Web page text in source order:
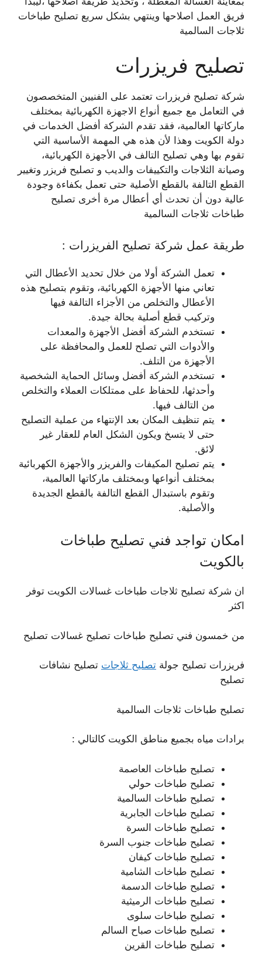
فريق العمل اصلاحها وينتهي بشكل سريع تصليح طباخات
ثلاجات السالمية
تصليح فريزرات
شركة تصليح فريزرات تعتمد على الفنيين المتخصصون
في التعامل مع جميع أنواع الاجهزة الكهربائية بمختلف
ماركاتها العالمية، فقد تقدم الشركة أفضل الخدمات في
دولة الكويت وهذا لأن هذه هي المهمة الأساسية التي
تقوم بها وهي تصليح التالف في الأجهزة الكهربائية،
وصيانة الثلاجات والتكييفات والديب و تصليح فريزر وتغيير
القطع التالفة بالقطع الأصلية حتى تعمل بكفاءة وجودة
عالية دون أن تحدث أي أعطال مرة أخرى تصليح
طباخات ثلاجات السالمية
طريقة عمل شركة تصليح الفريزرات :
تعمل الشركة أولا من خلال تحديد الأعطال التي
تعاني منها الأجهزة الكهربائية، وتقوم بتصليح هذه
الأعطال والتخلص من الأجزاء التالفة فيها
وتركيب قطع أصلية بحالة جيدة.
تستخدم الشركة أفضل الأجهزة والمعدات
والأدوات التي تصلح للعمل والمحافظة على
الأجهزة من التلف.
تستخدم الشركة أفضل وسائل الحماية الشخصية
وأحدثها، للحفاظ على ممتلكات العملاء والتخلص
من التالف فيها.
يتم تنظيف المكان بعد الإنتهاء من عملية التصليح
حتى لا يتسخ ويكون الشكل العام للعقار غير
لائق.
يتم تصليح المكيفات والفريزر والأجهزة الكهربائية
بمختلف أنواعها وبمختلف ماركاتها العالمية،
وتقوم باستبدال القطع التالفة بالقطع الجديدة
والأصلية.
امكان تواجد فني تصليح طباخات
بالكويت
ان شركة تصليح ثلاجات طباخات غسالات الكويت توفر
اكثر
من خمسون فني تصليح طباخات تصليح غسالات تصليح
فريزرات تصليح جولة تصليح ثلاجات تصليح نشافات
تصليح
تصليح طباخات ثلاجات السالمية
برادات مياه بجميع مناطق الكويت كالتالي :
تصليح طباخات العاصمة
تصليح طباخات حولي
تصليح طباخات السالمية
تصليح طباخات الجابرية
تصليح طباخات السرة
تصليح طباخات جنوب السرة
تصليح طباخات كيفان
تصليح طباخات الشامية
تصليح طباخات الدسمة
تصليح طباخات الرميثية
تصليح طباخات سلوى
تصليح طباخات صباح السالم
تصليح طباخات القرين